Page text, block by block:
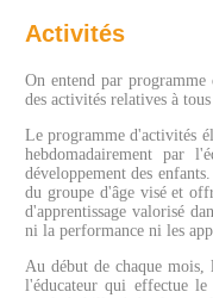
Activités
On entend par
des activités relatives à
Le programme d'activités
hebdomadairement par
développement des
du groupe d'âge visé et
d'apprentissage valorisé
ni la performance ni les
Au début de chaque mois,
l'éducateur qui effectue le